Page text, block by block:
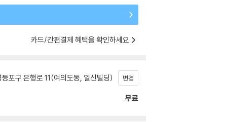
카드/간편결제 혜택을 확인하세요
포구 은행로 11(여의도동, 일신빌딩) 변경
무료